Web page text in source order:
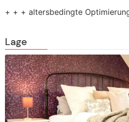
+ + + altersbedingte
Lage